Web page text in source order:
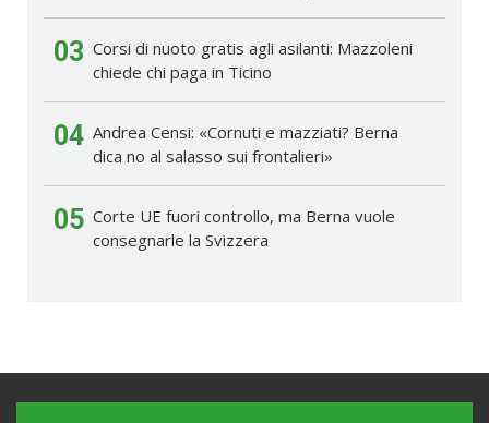
03 Corsi di nuoto gratis agli asilanti: Mazzoleni
chiede chi paga in Ticino
04 Andrea Censi: «Cornuti e mazziati? Berna
dica no al salasso sui frontalieri»
05 Corte UE fuori controllo, ma Berna vuole
consegnarle la Svizzera